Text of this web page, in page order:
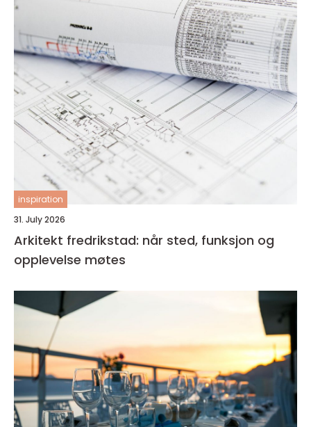
inspiration
31. July 2026
Arkitekt fredrikstad: når sted, funksjon og
opplevelse møtes